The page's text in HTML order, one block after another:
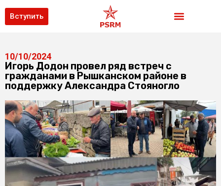
Вступить
10/10/2024
Игорь Додон провел ряд встреч с
гражданами в Рышканском районе в
поддержку Александра Стояногло